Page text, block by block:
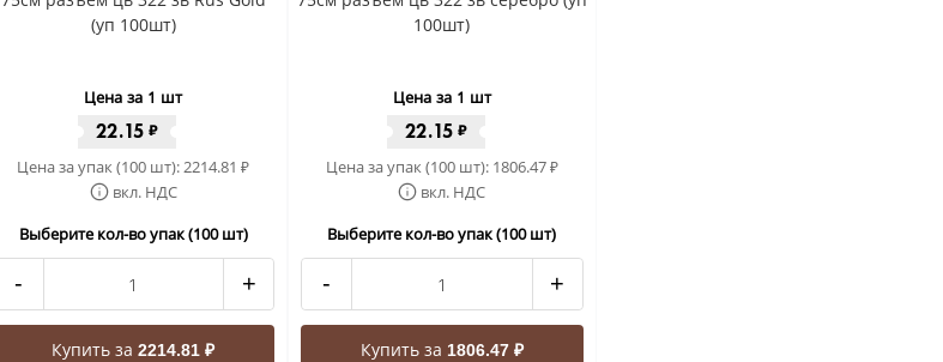
(уп 100шт)
Цена за 1 шт
22.15 ₽
Цена за упак (100 шт):2214.81₽
вкл. НДС
Выберите кол-во упак (100 шт)
- +
Купить за2214.81 ₽
100шт)
Цена за 1 шт
22.15 ₽
Цена за упак (100 шт): 1806.47₽
вкл. НДС
Выберите кол-во упак (100 шт)
- +
Купить за 1806.47 ₽